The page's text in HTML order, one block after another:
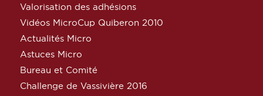
Valorisation des adhésions
Vidéos MicroCup Quiberon 2010
Actualités Micro
Astuces Micro
Bureau et Comité
Challenge de Vassivière 2016